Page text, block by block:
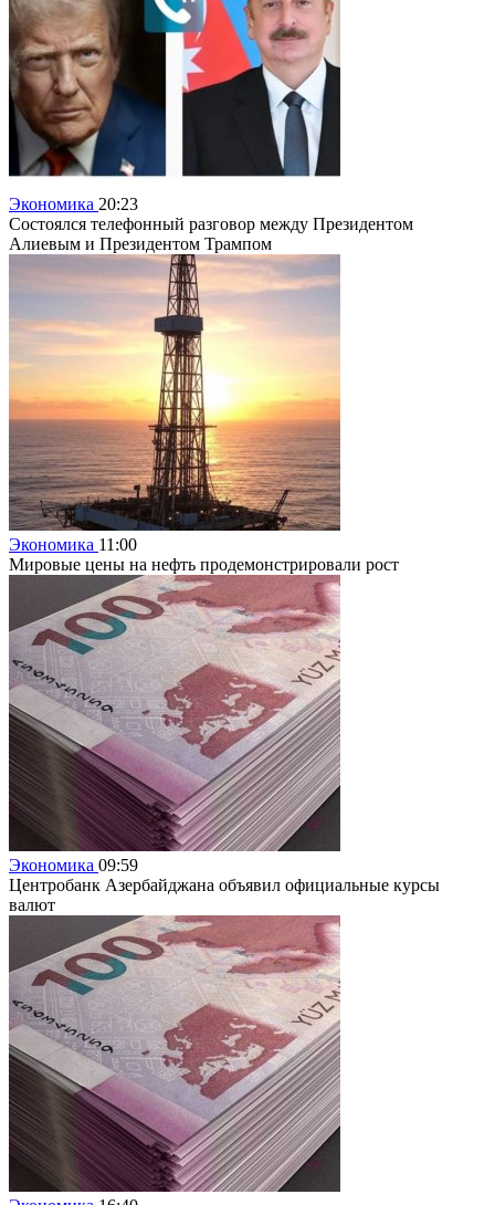
Экономика 20:23
Состоялся телефонный разговор между Президентом
Алиевым и Президентом Трампом
Экономика 11:00
Мировые цены на нефть продемонстрировали рост
Экономика 09:59
Центробанк Азербайджана объявил официальные курсы
валют